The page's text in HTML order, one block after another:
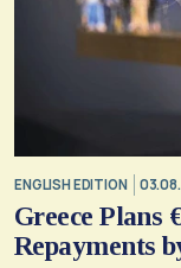
ENGLISH EDITION
Greece Plans
Repayments